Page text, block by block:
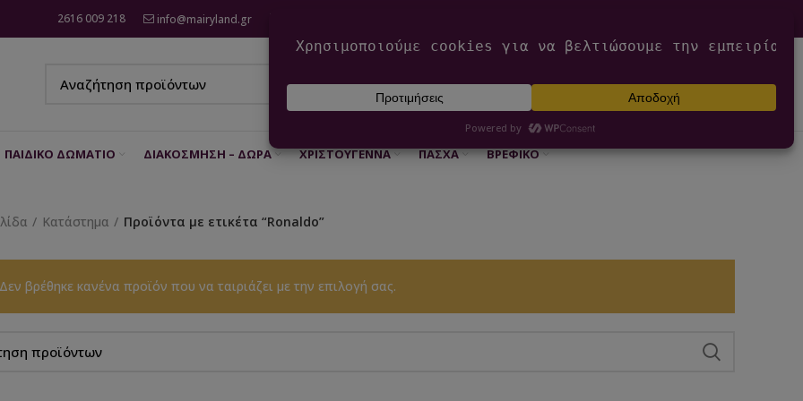
2616 009 218 info@mairyland.gr
ΕΊΣΟΔΟΣ / ΕΓΓΡΑΦΉ €0,00
ΠΑΙΔΙΚΌ ΔΩΜΆΤΙΟ ΔΙΑΚΌΣΜΗΣΗ – ΔΏΡΑ ΧΡΙΣΤΟΎΓΕΝΝΑ ΠΆΣΧΑ ΒΡΕΦΙΚΌ
Κατάστημα Προϊόντα με ετικέτα “Ronaldo”
Δεν βρέθηκε κανένα προϊόν που να ταιριάζει με την επιλογή σας.